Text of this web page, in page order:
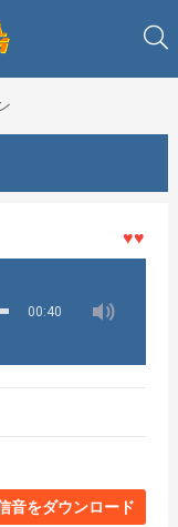
♥♥♥着メ
00:40
音をダウンロード